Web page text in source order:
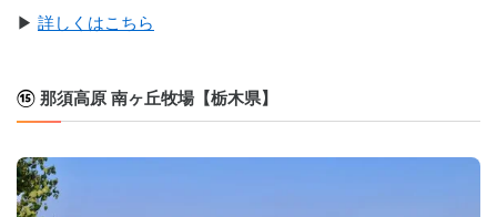
▶︎ 詳しくはこちら
⑮ 那須高原 南ヶ丘牧場【栃木県】